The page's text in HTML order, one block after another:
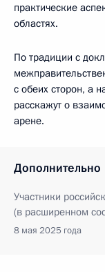
практические
областях.
По традиции с
с обеих сторон, а
расскажут о
арене.
Дополнительно
Участники
(в расширенном
8 мая 2025 года